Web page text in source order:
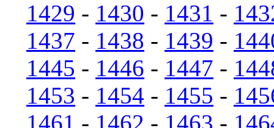
1429 - 1430 - 1431 -
1437 - 1438 - 1439 -
1445 - 1446 - 1447 -
1453 - 1454 - 1455 -
1461 - 1462 - 1463 -